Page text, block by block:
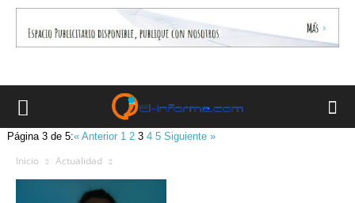
Página 3 de 5:« Anterior 1 2 34 5 Siguiente »
Inicio Actualidad